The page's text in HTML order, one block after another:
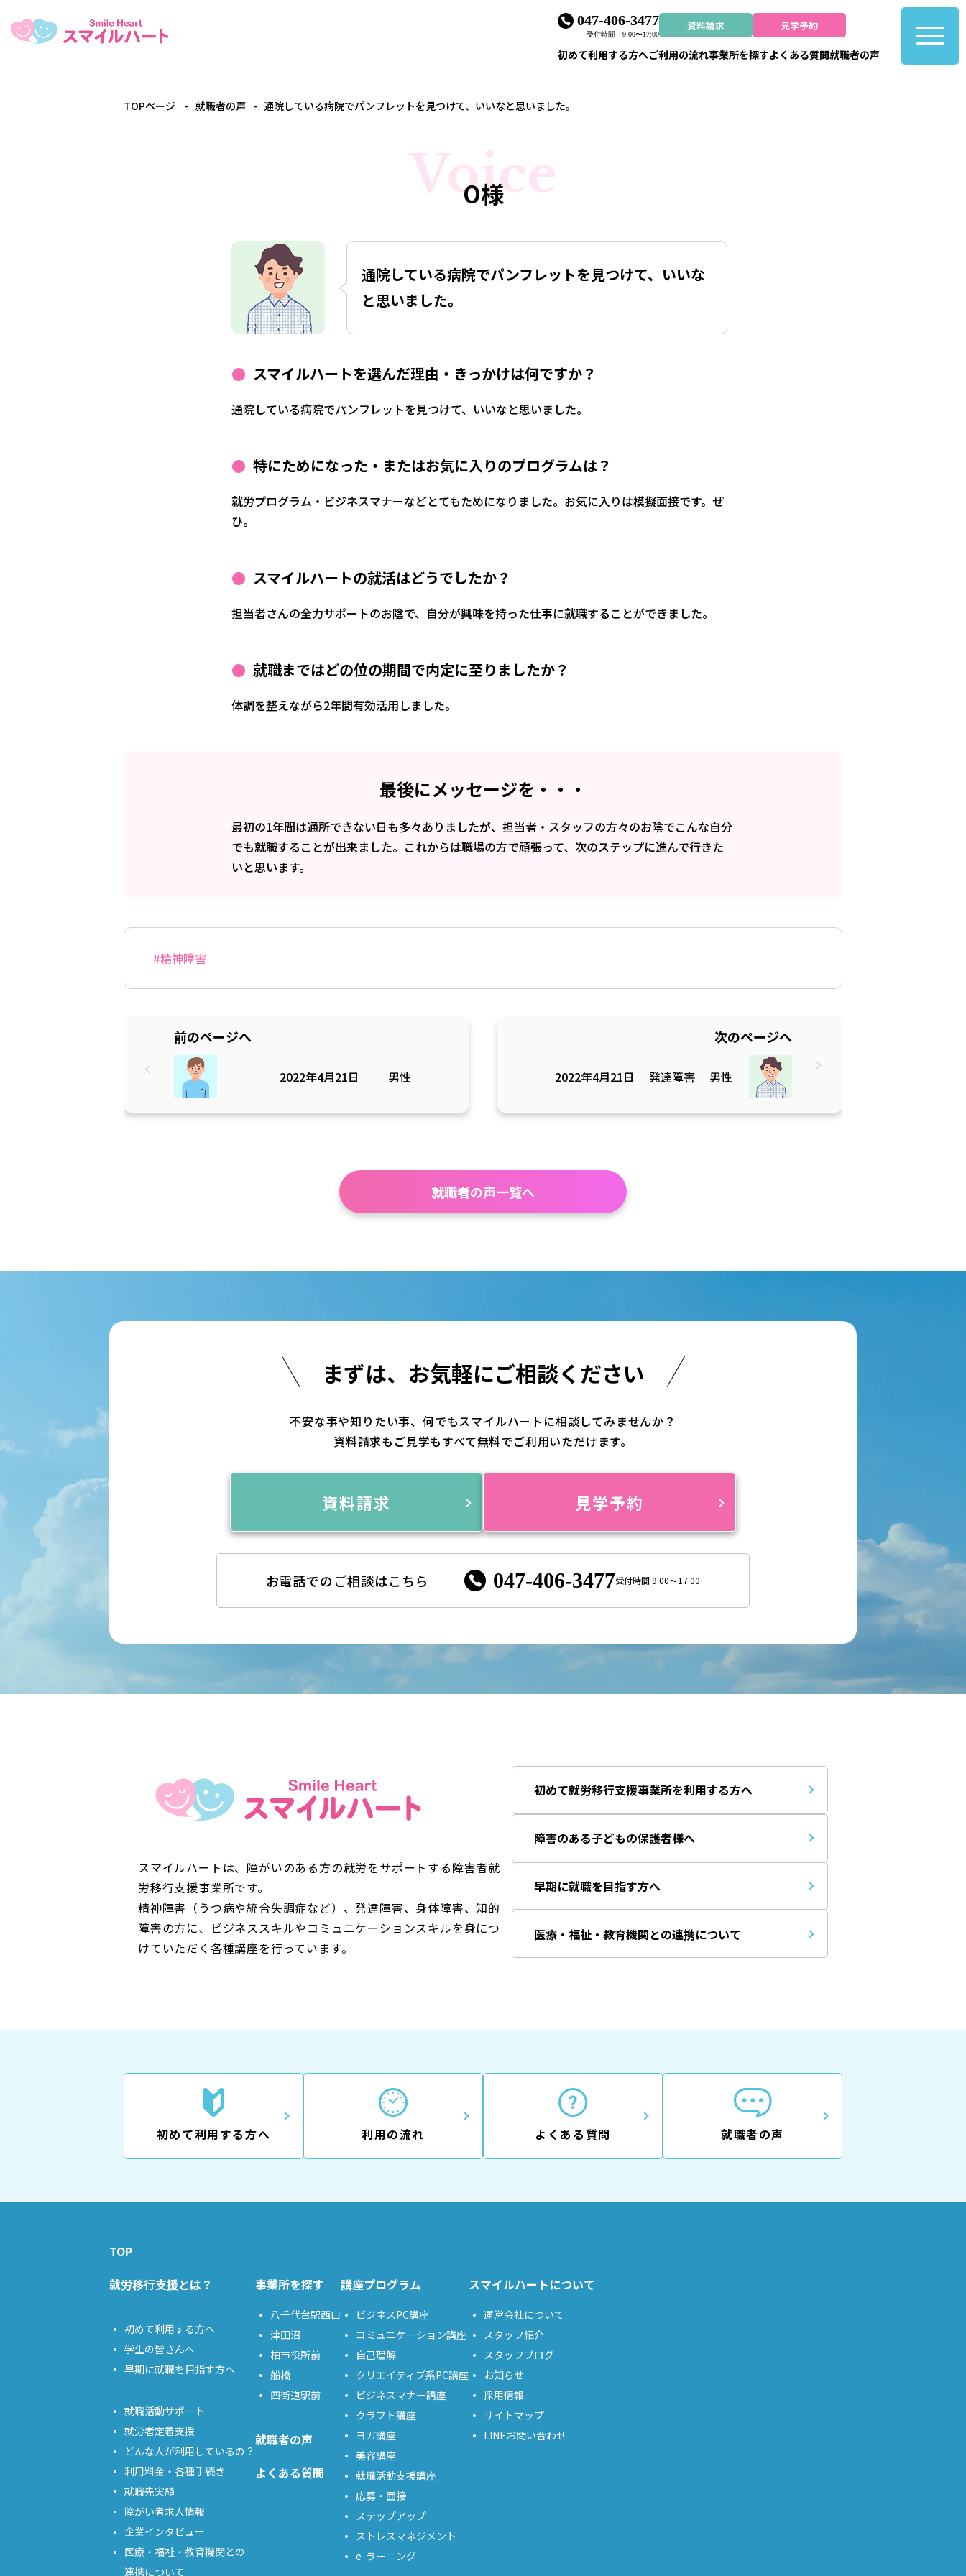
047-406-3477
受付時間 9:00〜17:00
資料請求 見学予約
初めて利用する方へご利用の流れ事業所を探すよくある質問就職者の声
TOPページ 就職者の声 通院している病院でパンフレットを見つけて、いいなと思いました。
O様
Voice
通院している病院でパンフレットを見つけて、いいな
と思いました。
スマイルハートを選んだ理由・きっかけは何ですか？
通院している病院でパンフレットを見つけて、いいなと思いました。
特にためになった・またはお気に入りのプログラムは？
就労プログラム・ビジネスマナーなどとてもためになりました。お気に入りは模擬面接です。ぜ
ひ。
スマイルハートの就活はどうでしたか？
担当者さんの全力サポートのお陰で、自分が興味を持った仕事に就職することができました。
就職まではどの位の期間で内定に至りましたか？
体調を整えながら2年間有効活用しました。
最後にメッセージを・・・
最初の1年間は通所できない日も多々ありましたが、担当者・スタッフの方々のお陰でこんな自分
でも就職することが出来ました。これからは職場の方で頑張って、次のステップに進んで行きた
いと思います。
#精神障害
前のページへ
2022年4月21日 男性
次のページへ
2022年4月21日 発達障害 男性
就職者の声一覧へ
まずは、 お気軽にご相談ください
不安な事や知りたい事、何でもスマイルハートに相談してみませんか？
資料請求もご見学もすべて無料でご利用いただけます。
資料請求 見学予約
お電話でのご相談はこちら 047-406-3477受付時間 9:00～17:00
スマイルハートは、障がいのある方の就労をサポートする障害者就
労移行支援事業所です。
精神障害（うつ病や統合失調症など）、発達障害、身体障害、知的
障害の方に、ビジネススキルやコミュニケーションスキルを身につ
けていただく各種講座を行っています。
初めて就労移行支援事業所を利用する方へ
障害のある子どもの保護者様へ
早期に就職を目指す方へ
医療・福祉・教育機関との連携について
初めて利用する方へ 利用の流れ よくある質問 就職者の声
TOP
就労移行支援とは？
初めて利用する方へ
学生の皆さんへ
早期に就職を目指す方へ
就職活動サポート
就労者定着支援
どんな人が利用しているの？
利用料金・各種手続き
就職先実績
障がい者求人情報
企業インタビュー
医療・福祉・教育機関との
連携について
事業所を探す
八千代台駅西口
津田沼
柏市役所前
船橋
四街道駅前
就職者の声
よくある質問
講座プログラム
ビジネスPC講座
コミュニケーション講座
自己理解
クリエイティブ系PC講座
ビジネスマナー講座
クラフト講座
ヨガ講座
美容講座
就職活動支援講座
応募・面接
ステップアップ
ストレスマネジメント
e-ラーニング
スマイルハートについて
運営会社について
スタッフ紹介
スタッフブログ
お知らせ
採用情報
サイトマップ
LINEお問い合わせ